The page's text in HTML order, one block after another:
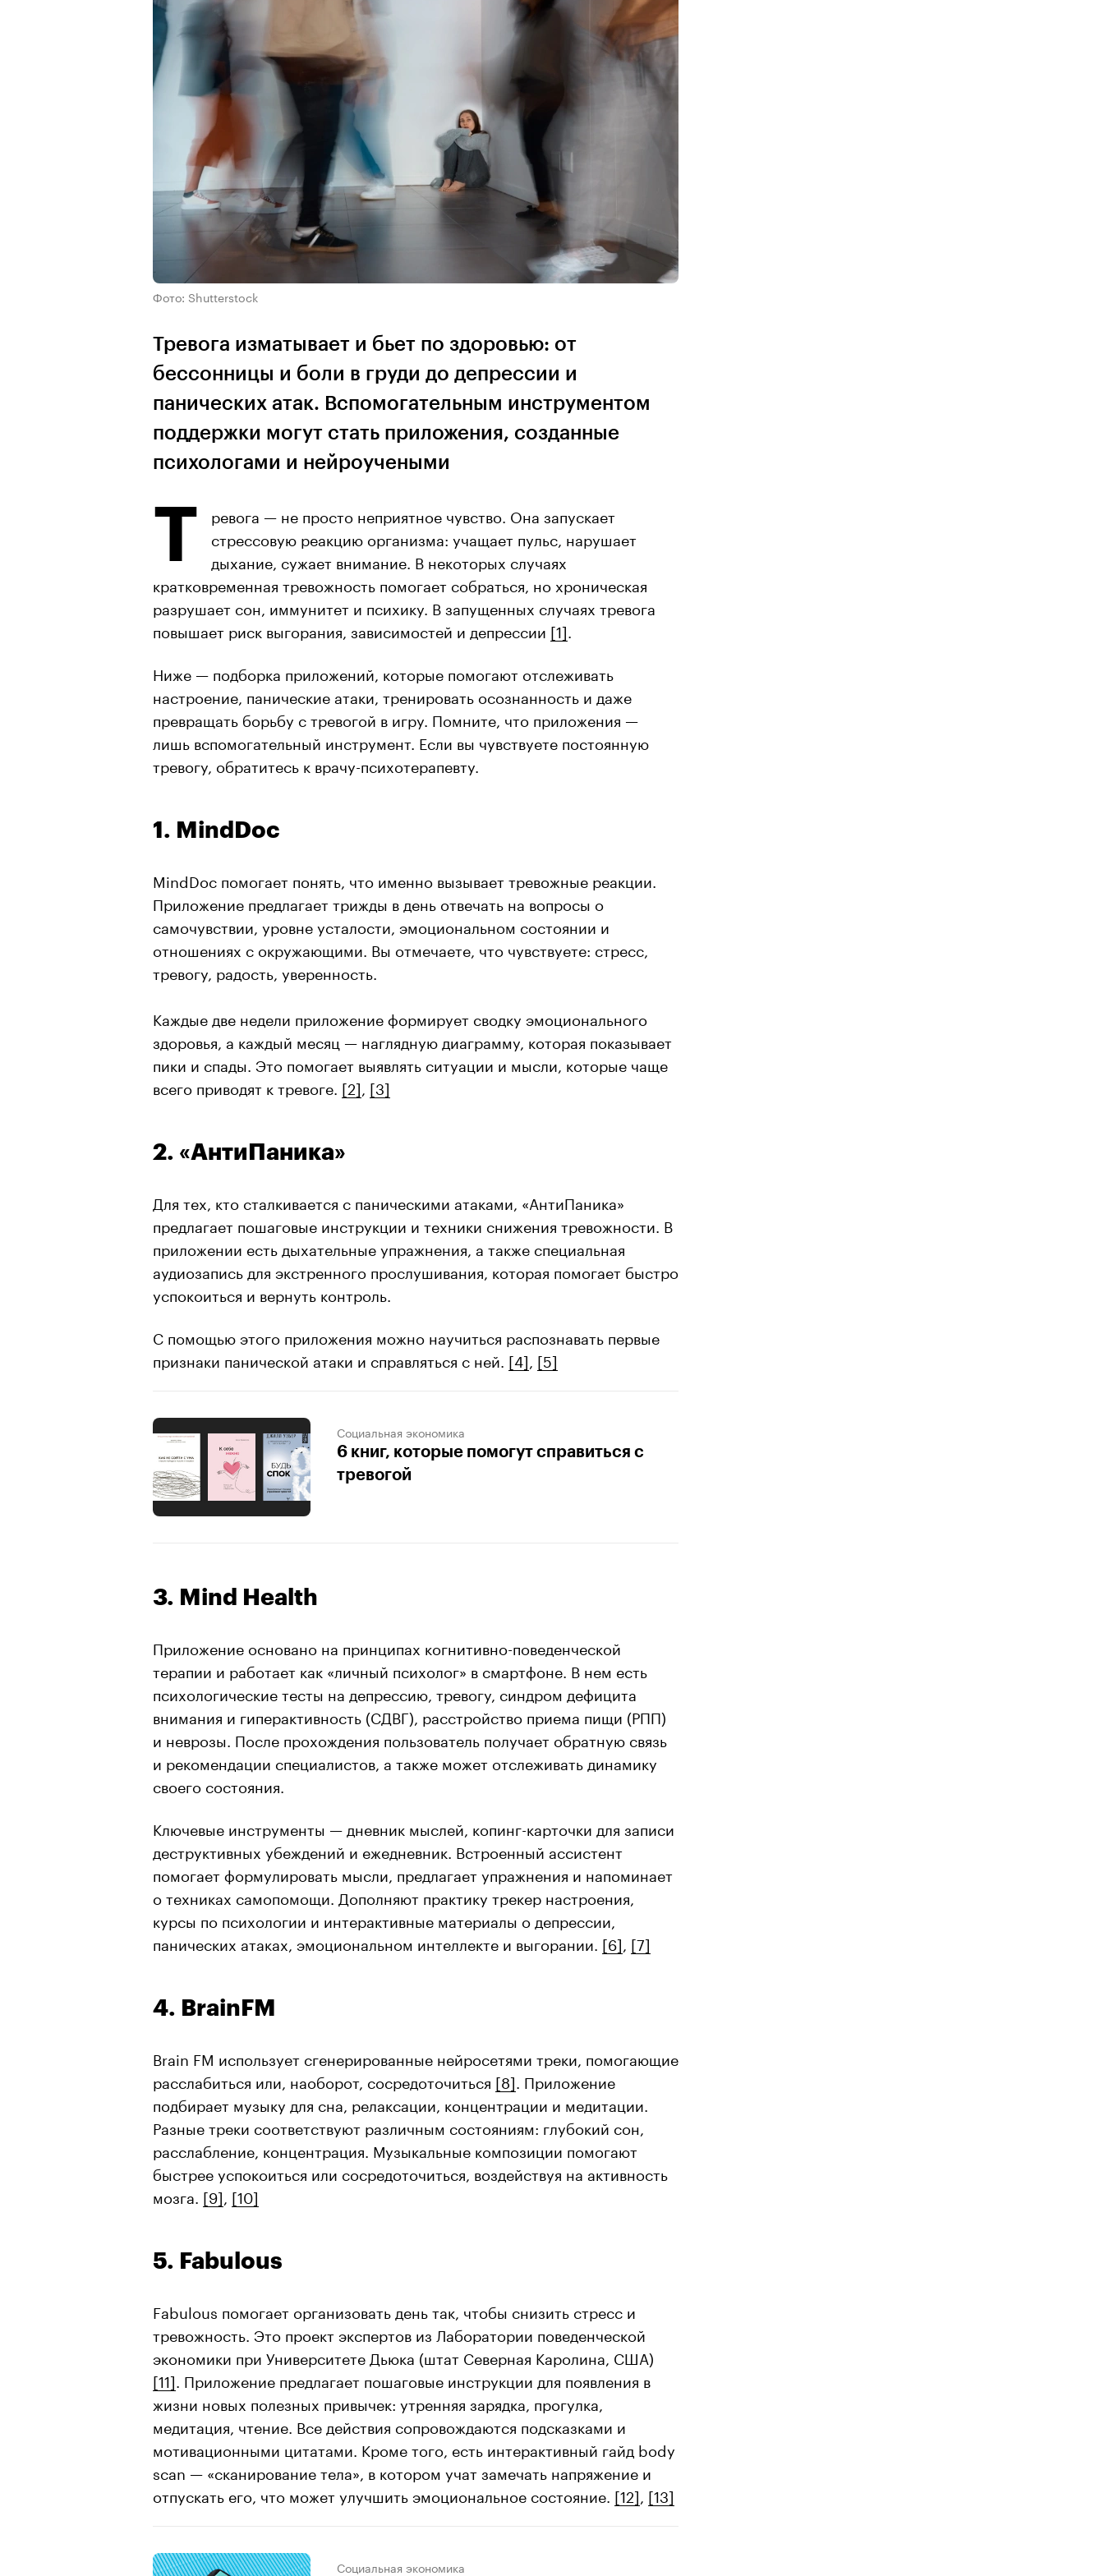
Фото: Shutterstock
Тревога изматывает и бьет по здоровью: от
бессонницы и боли в груди до депрессии и
панических атак. Вспомогательным инструментом
поддержки могут стать приложения, созданные
психологами и нейроучеными
Т
ревога — не просто неприятное чувство. Она запускает
стрессовую реакцию организма: учащает пульс, нарушает
дыхание, сужает внимание. В некоторых случаях
кратковременная тревожность помогает собраться, но хроническая
разрушает сон, иммунитет и психику. В запущенных случаях тревога
повышает риск выгорания, зависимостей и депрессии [1]
Ниже — подборка приложений, которые помогают отслеживать
настроение, панические атаки, тренировать осознанность и даже
превращать борьбу с тревогой в игру. Помните, что приложения —
лишь вспомогательный инструмент. Если вы чувствуете постоянную
тревогу, обратитесь к врачу-психотерапевту.
1. MindDoc
MindDoc помогает понять, что именно вызывает тревожные реакции.
Приложение предлагает трижды в день отвечать на вопросы о
самочувствии, уровне усталости, эмоциональном состоянии и
отношениях с окружающими. Вы отмечаете, что чувствуете: стресс,
тревогу, радость, уверенность.
Каждые две недели приложение формирует сводку эмоционального
здоровья, а каждый месяц — наглядную диаграмму, которая показывает
пики и спады. Это помогает выявлять ситуации и мысли, которые чаще
всего приводят к тревоге. [2] [3]
2. «АнтиПаника»
Для тех, кто сталкивается с паническими атаками, «АнтиПаника»
предлагает пошаговые инструкции и техники снижения тревожности. В
приложении есть дыхательные упражнения, а также специальная
аудиозапись для экстренного прослушивания, которая помогает быстро
успокоиться и вернуть контроль.
С помощью этого приложения можно научиться распознавать первые
признаки панической атаки и справляться с ней. [4] [5]
Социальная экономика
6 книг, которые помогут справиться с
тревогой
3. Mind Health
Приложение основано на принципах когнитивно-поведенческой
терапии и работает как «личный психолог» в смартфоне. В нем есть
психологические тесты на депрессию, тревогу, синдром дефицита
внимания и гиперактивность (СДВГ), расстройство приема пищи (РПП)
и неврозы. После прохождения пользователь получает обратную связь
и рекомендации специалистов, а также может отслеживать динамику
своего состояния.
Ключевые инструменты — дневник мыслей, копинг-карточки для записи
деструктивных убеждений и ежедневник. Встроенный ассистент
помогает формулировать мысли, предлагает упражнения и напоминает
о техниках самопомощи. Дополняют практику трекер настроения,
курсы по психологии и интерактивные материалы о депрессии,
панических атаках, эмоциональном интеллекте и выгорании. [6] [7]
4. BrainFM
Brain FM использует сгенерированные нейросетями треки, помогающие
расслабиться или, наоборот, сосредоточиться [8] . Приложение
подбирает музыку для сна, релаксации, концентрации и медитации.
Разные треки соответствуют различным состояниям: глубокий сон,
расслабление, концентрация. Музыкальные композиции помогают
быстрее успокоиться или сосредоточиться, воздействуя на активность
мозга. [9] [10]
5. Fabulous
Fabulous помогает организовать день так, чтобы снизить стресс и
тревожность. Это проект экспертов из Лаборатории поведенческой
экономики при Университете Дьюка (штат Северная Каролина, США)
[11] . Приложение предлагает пошаговые инструкции для появления в
жизни новых полезных привычек: утренняя зарядка, прогулка,
медитация, чтение. Все действия сопровождаются подсказками и
мотивационными цитатами. Кроме того, есть интерактивный гайд body
scan — «сканирование тела», в котором учат замечать напряжение и
отпускать его, что может улучшить эмоциональное состояние. [12] [13]
Социальная экономика